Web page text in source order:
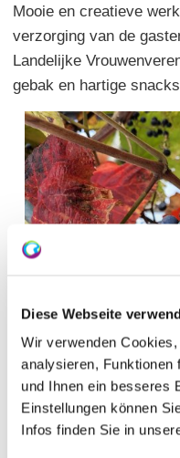
Diese Webseite
Wir verwenden
analysieren, Funktionen
und Ihnen ein besseres
Einstellungen können
Infos finden Sie in
Mooie en creatieve
verzorging van de
Landelijke
gebak en hartige
WEITERE